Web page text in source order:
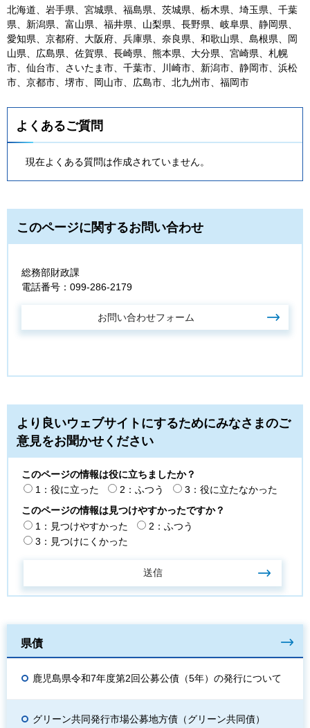
北海道、岩手県、宮城県、福島県、茨城県、栃木県、埼玉県、千葉
県、新潟県、富山県、福井県、山梨県、長野県、岐阜県、静岡県、
愛知県、京都府、大阪府、兵庫県、奈良県、和歌山県、島根県、岡
山県、広島県、佐賀県、長崎県、熊本県、大分県、宮崎県、札幌
市、仙台市、さいたま市、千葉市、川崎市、新潟市、静岡市、浜松
市、京都市、堺市、岡山市、広島市、北九州市、福岡市
よくあるご質問
現在よくある質問は作成されていません。
このページに関するお問い合わせ
総務部財政課
電話番号：099-286-2179
より良いウェブサイトにするためにみなさまのご
意見をお聞かせください
このページの情報は役に立ちましたか？
1：役に立った
2：ふつう
3：役に立たなかった
このページの情報は見つけやすかったですか？
1：見つけやすかった
2：ふつう
3：見つけにくかった
県債
鹿児島県令和7年度第2回公募公債（5年）の発行について
グリーン共同発行市場公募地方債（グリーン共同債）